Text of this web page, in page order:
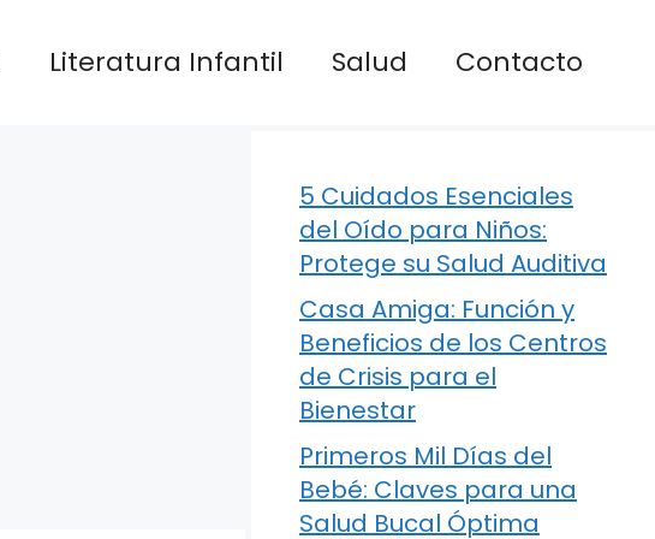
Literatura Infantil Salud Contacto
5 Cuidados Esenciales
del Oído para Niños:
Protege su Salud Auditiva
Casa Amiga: Función y
Beneficios de los Centros
de Crisis para el
Bienestar
Primeros Mil Días del
Bebé: Claves para una
Salud Bucal Óptima